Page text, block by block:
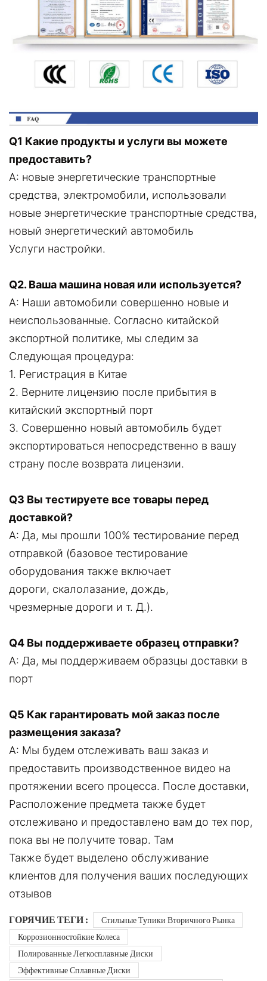
Q1 Какие продукты и услуги вы можете
предоставить?
A: новые энергетические транспортные
средства, электромобили, использовали
новые энергетические транспортные средства,
новый энергетический автомобиль
Услуги настройки.
Q2. Ваша машина новая или используется?
A: Наши автомобили совершенно новые и
неиспользованные. Согласно китайской
экспортной политике, мы следим за
Следующая процедура:
1. Регистрация в Китае
2. Верните лицензию после прибытия в
китайский экспортный порт
3. Совершенно новый автомобиль будет
экспортироваться непосредственно в вашу
страну после возврата лицензии.
Q3 Вы тестируете все товары перед
доставкой?
A: Да, мы прошли 100% тестирование перед
отправкой (базовое тестирование
оборудования также включает
дороги, скалолазание, дождь,
чрезмерные дороги и т. Д.).
Q4 Вы поддерживаете образец отправки?
A: Да, мы поддерживаем образцы доставки в
порт
Q5 Как гарантировать мой заказ после
размещения заказа?
A: Мы будем отслеживать ваш заказ и
предоставить производственное видео на
протяжении всего процесса. После доставки,
Расположение предмета также будет
отслеживано и предоставлено вам до тех пор,
пока вы не получите товар. Там
Также будет выделено обслуживание
клиентов для получения ваших последующих
отзывов
ГОРЯЧИЕ ТЕГИ :
Стильные Тупики Вторичного Рынка
Коррозионностойкие Колеса
Полированные Легкосплавные Диски
Эффективные Сплавные Диски